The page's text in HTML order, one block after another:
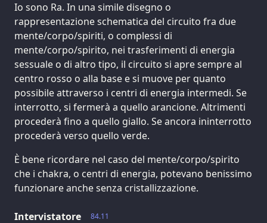
Io sono Ra. In una simile disegno o
rappresentazione schematica del circuito fra due
mente/corpo/spiriti, o complessi di
mente/corpo/spirito, nei trasferimenti di energia
sessuale o di altro tipo, il circuito si apre sempre al
centro rosso o alla base e si muove per quanto
possibile attraverso i centri di energia intermedi. Se
interrotto, si fermerà a quello arancione. Altrimenti
procederà fino a quello giallo. Se ancora ininterrotto
procederà verso quello verde.
È bene ricordare nel caso del mente/corpo/spirito
che i chakra, o centri di energia, potevano benissimo
funzionare anche senza cristallizzazione.
84.11
Intervistatore